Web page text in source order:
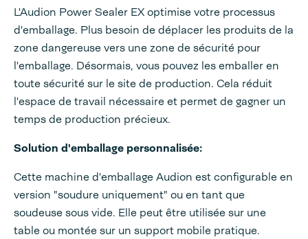
L'Audion Power Sealer EX optimise votre processus
d'emballage. Plus besoin de déplacer les produits de la
zone dangereuse vers une zone de sécurité pour
l'emballage. Désormais, vous pouvez les emballer en
toute sécurité sur le site de production. Cela réduit
l'espace de travail nécessaire et permet de gagner un
temps de production précieux.
Solution d'emballage personnalisée:
Cette machine d'emballage Audion est configurable en
version "soudure uniquement" ou en tant que
soudeuse sous vide. Elle peut être utilisée sur une
table ou montée sur un support mobile pratique.